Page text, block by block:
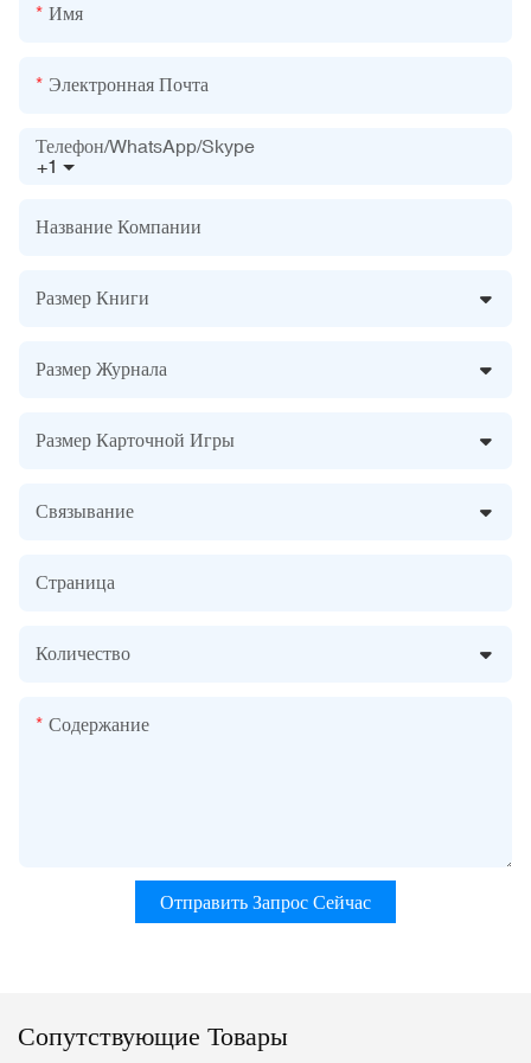
Имя
Электронная Почта
+1
Телефон/WhatsApp/Skype
Название Компании
Размер Книги
Размер Журнала
Размер Карточной Игры
Связывание
Страница
Количество
Содержание
Отправить Запрос Сейчас
Сопутствующие Товары